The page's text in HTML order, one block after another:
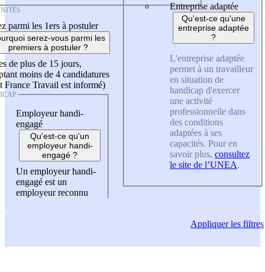
parmi les 1ers à postuler
serez-vous parmi les
premiers à postuler ?
de plus de 15 jours,
moins de 4 candidatures
France Travail est informé)
Employeur handi-
engagé
Qu'est-ce qu'un
employeur handi-
engagé ?
Un employeur handi-
engagé est un
employeur reconnu
Entreprise adaptée
Qu'est-ce qu'une
entreprise adaptée
?
L'entreprise adaptée
permet à un travailleur
en situation de
handicap d'exercer
une activité
professionnelle dans
des conditions
adaptées à ses
capacités. Pour en
savoir plus, consultez
le site de l’UNEA.
Appliquerles filtres